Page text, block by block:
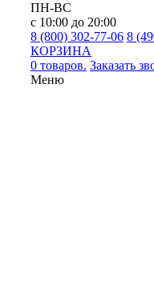
ПН-ВС
с 10:00 до 20:00
8 (800) 302-77-06 8
КОРЗИНА
0 товаров. Заказать
Меню